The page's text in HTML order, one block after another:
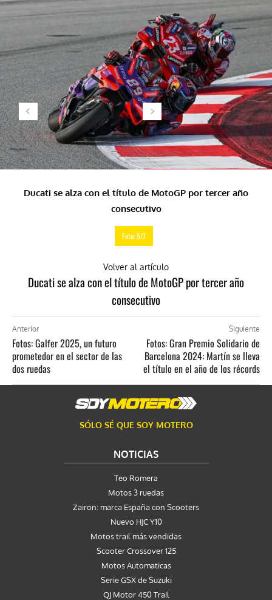
Ducati se alza con el título de MotoGP por tercer año
consecutivo
Foto: 5/7
Volver al artículo
Ducati se alza con el título de MotoGP por tercer año
consecutivo
Anterior
Fotos: Galfer 2025, un futuro
prometedor en el sector de las
dos ruedas
Siguiente
Fotos: Gran Premio Solidario de
Barcelona 2024: Martín se lleva
el título en el año de los récords
SÓLO SÉ QUE SOY MOTERO
NOTICIAS
Teo Romera
Motos 3 ruedas
Zairon: marca España con Scooters
Nuevo HJC Y10
Motos trail más vendidas
Scooter Crossover 125
Motos Automaticas
Serie GSX de Suzuki
QJ Motor 450 Trail